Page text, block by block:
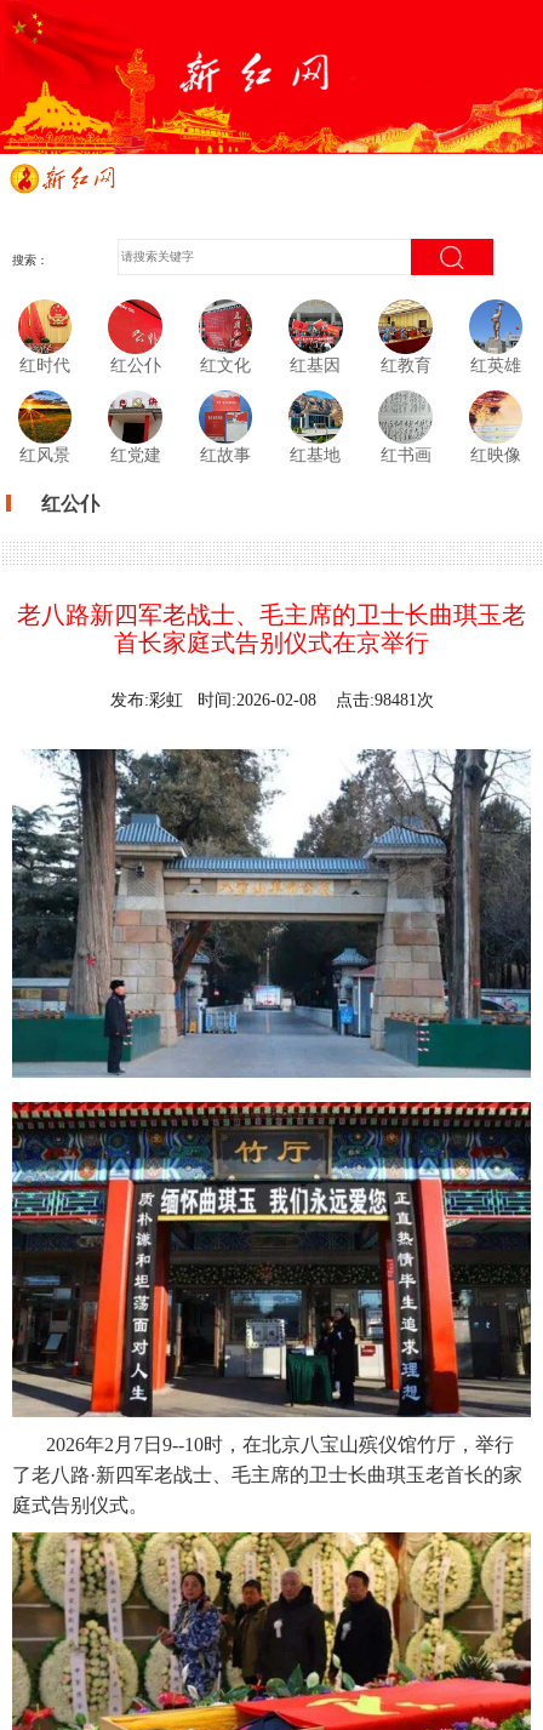
搜索：
红时代 红公仆 红文化 红基因 红教育 红英雄
红风景 红党建 红故事 红基地 红书画 红映像
红公仆
老八路新四军老战士、毛主席的卫士长曲琪玉老
首长家庭式告别仪式在京举行
发布:彩虹 时间:2026-02-08 点击:98481次
2026年2月7日9--10时，在北京八宝山殡仪馆竹厅，举行
了老八路·新四军老战士、毛主席的卫士长曲琪玉老首长的家
庭式告别仪式。